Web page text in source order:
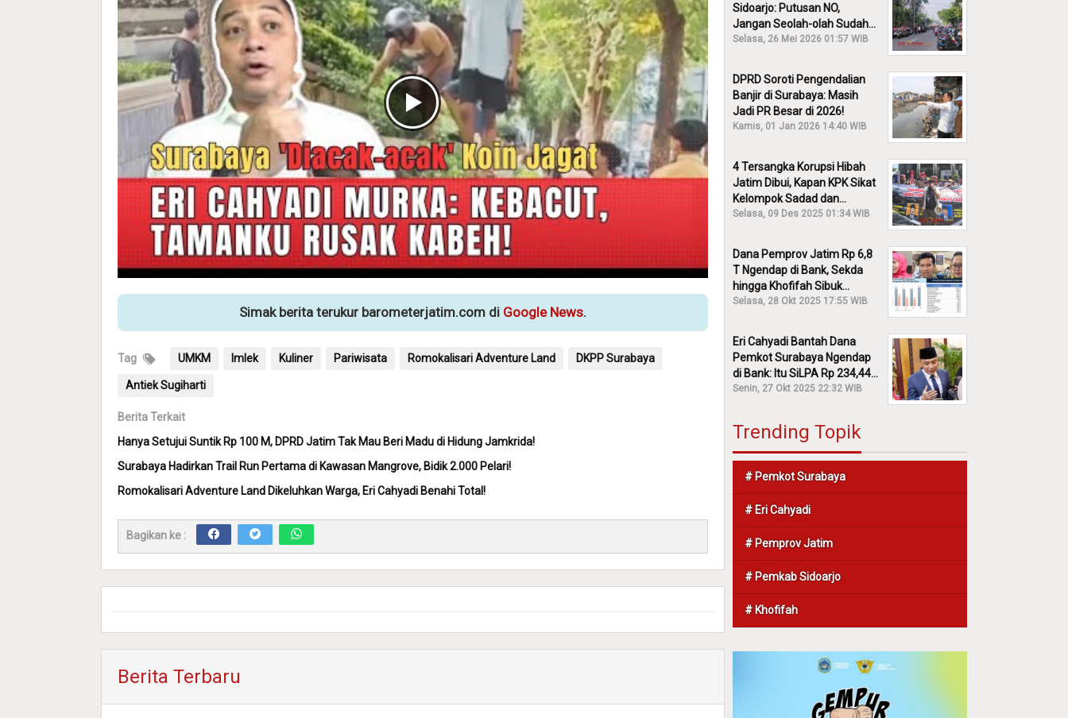
Simak berita terukur barometerjatim.com di Google News.
Tag UMKM Imlek Kuliner Pariwisata Romokalisari Adventure Land DKPP Surabaya
Antiek Sugiharti
Berita Terkait
Hanya Setujui Suntik Rp 100 M, DPRD Jatim Tak Mau Beri Madu di Hidung Jamkrida!
Surabaya Hadirkan Trail Run Pertama di Kawasan Mangrove, Bidik 2.000 Pelari!
Romokalisari Adventure Land Dikeluhkan Warga, Eri Cahyadi Benahi Total!
Bagikan ke :
Berita Terbaru
Sidoarjo: Putusan NO,
Jangan Seolah-olah Sudah
Menang!
Selasa, 26 Mei 2026 01:57 WIB
DPRD Soroti Pengendalian
Banjir di Surabaya: Masih
Jadi PR Besar di 2026!
Kamis, 01 Jan 2026 14:40 WIB
4 Tersangka Korupsi Hibah
Jatim Dibui, Kapan KPK Sikat
Kelompok Sadad dan
Iskandar?
Selasa, 09 Des 2025 01:34 WIB
Dana Pemprov Jatim Rp 6,8
T Ngendap di Bank, Sekda
hingga Khofifah Sibuk
Membantah!
Selasa, 28 Okt 2025 17:55 WIB
Eri Cahyadi Bantah Dana
Pemkot Surabaya Ngendap
di Bank: Itu SiLPA Rp 234,44
M!
Senin, 27 Okt 2025 22:32 WIB
Trending Topik
# Pemkot Surabaya
# Eri Cahyadi
# Pemprov Jatim
# Pemkab Sidoarjo
# Khofifah